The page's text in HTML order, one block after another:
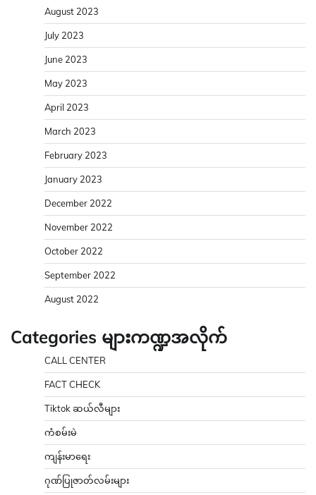
August 2023
July 2023
June 2023
May 2023
April 2023
March 2023
February 2023
January 2023
December 2022
November 2022
October 2022
September 2022
August 2022
Categories များကဏ္ဍအလိုက်
CALL CENTER
FACT CHECK
Tiktok ဆယ်လီများ
ကံစမ်းမဲ
ကျန်းမာရေး
ဂုဏ်ပြုဇာတ်လမ်းများ